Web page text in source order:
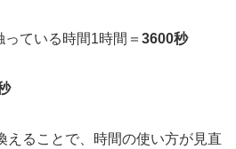
っている時間1時間＝3600秒
えることで、時間の使い方が見直